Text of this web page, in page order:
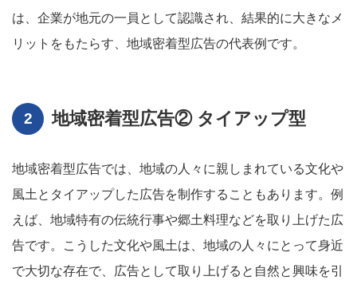
は、企業が地元の一員として認識され、結果的に大きなメ
リットをもたらす、地域密着型広告の代表例です。
地域密着型広告② タイアップ型
地域密着型広告では、地域の人々に親しまれている文化や
風土とタイアップした広告を制作することもあります。例
えば、地域特有の伝統行事や郷土料理などを取り上げた広
告です。こうした文化や風土は、地域の人々にとって身近
で大切な存在で、広告として取り上げると自然と興味を引